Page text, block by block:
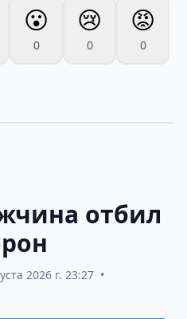
😮
0
😢
0
😡
0
отбил
2026 г. 23:27 •